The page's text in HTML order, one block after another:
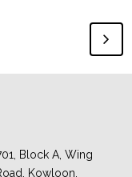
Block A, Wing
Kowloon.